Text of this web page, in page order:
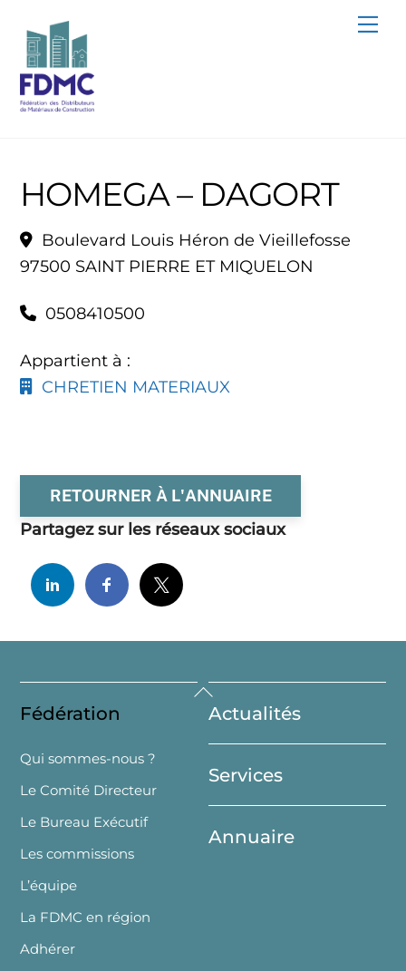
content
HOMEGA – DAGORT
Boulevard Louis Héron de Vieillefosse
97500 SAINT PIERRE ET MIQUELON
0508410500
Appartient à :
CHRETIEN MATERIAUX
RETOURNER À L'ANNUAIRE
Partagez sur les réseaux sociaux
Back
To
Top
Fédération
Qui sommes-nous ?
Le Comité Directeur
Le Bureau Exécutif
Les commissions
L’équipe
La FDMC en région
Adhérer
Actualités
Services
Annuaire